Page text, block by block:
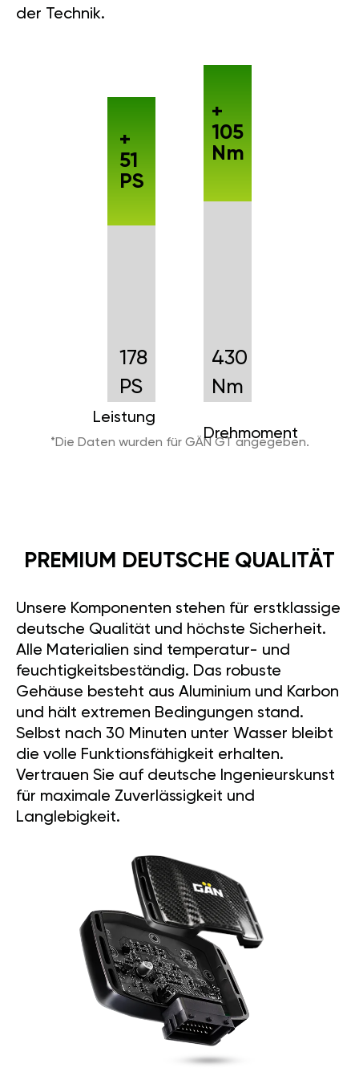
PS
Leistung
51
PS
Nm
105
Nm
*Die Daten wurden für GÄN GT angegeben.
deutsche Qualität und höchste Sicherheit.
Alle Materialien sind temperatur- und
feuchtigkeitsbeständig. Das robuste
Gehäuse besteht aus Aluminium und Karbon
und hält extremen Bedingungen stand.
Selbst nach 30 Minuten unter Wasser bleibt
die volle Funktionsfähigkeit erhalten.
Vertrauen Sie auf deutsche Ingenieurskunst
für maximale Zuverlässigkeit und
Langlebigkeit.